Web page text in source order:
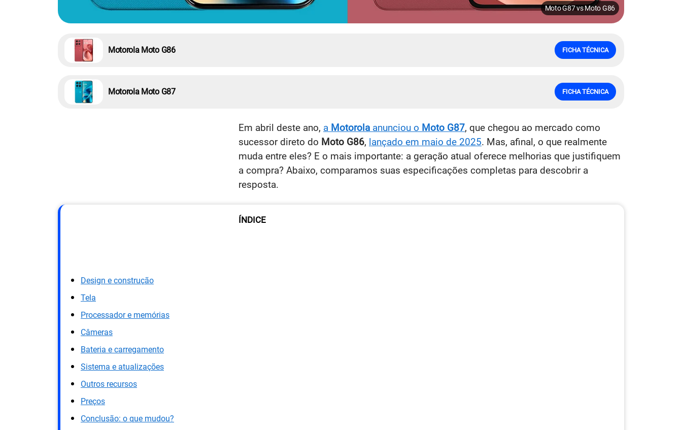
Moto G87 vs Moto G86
Motorola Moto G86 FICHA TÉCNICA
Motorola Moto G87 FICHA TÉCNICA
Em abril deste ano, a Motorola anunciou o Moto G87, que chegou ao mercado como
sucessor direto do Moto G86, lançado em maio de 2025. Mas, afinal, o que realmente
muda entre eles? E o mais importante: a geração atual oferece melhorias que justifiquem
a compra? Abaixo, comparamos suas especificações completas para descobrir a
resposta.
ÍNDICE
Design e construção
Tela
Processador e memórias
Câmeras
Bateria e carregamento
Sistema e atualizações
Outros recursos
Preços
Conclusão: o que mudou?